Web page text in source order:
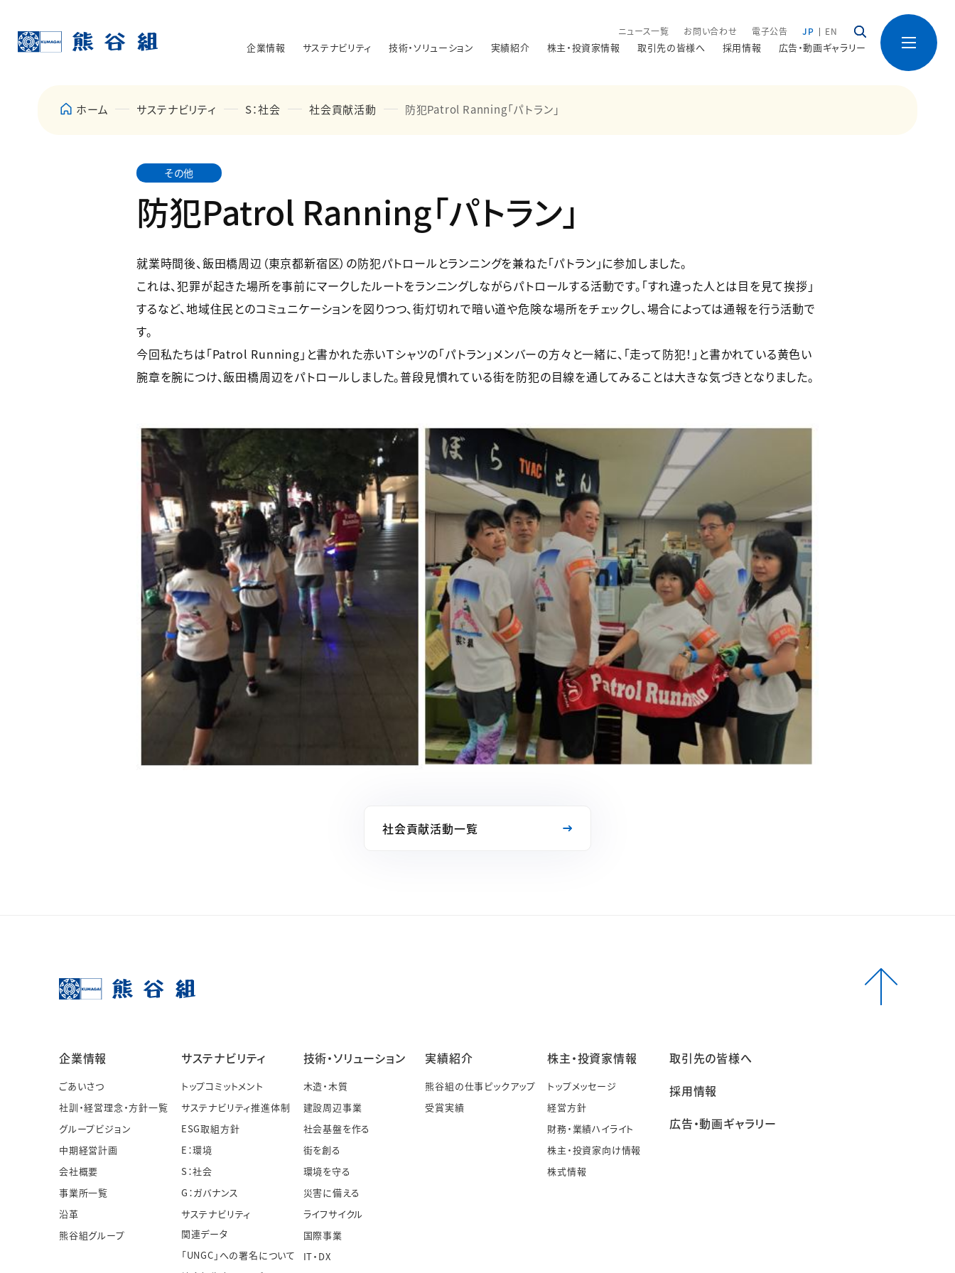
ニュース一覧 お問い合わせ 電子公告 JP EN
企業情報 サステナビリティ 技術・ソリューション 実績紹介 株主・投資家情報 取引先の皆様へ 採用情報 広告・動画ギャラリー
ホーム サステナビリティ S：社会 社会貢献活動 防犯Patrol Ranning「パトラン」
その他
防犯Patrol Ranning「パトラン」
就業時間後、飯田橋周辺（東京都新宿区）の防犯パトロールとランニングを兼ねた「パトラン」に参加しました。
これは、犯罪が起きた場所を事前にマークしたルートをランニングしながらパトロールする活動です。「すれ違った人とは目を見て挨拶」
するなど、地域住民とのコミュニケーションを図りつつ、街灯切れで暗い道や危険な場所をチェックし、場合によっては通報を行う活動で
す。
今回私たちは「Patrol Running」と書かれた赤いＴシャツの「パトラン」メンバーの方々と一緒に、「走って防犯！」と書かれている黄色い
腕章を腕につけ、飯田橋周辺をパトロールしました。普段見慣れている街を防犯の目線を通してみることは大きな気づきとなりました。
社会貢献活動一覧
企業情報
ごあいさつ
社訓・経営理念・方針一覧
グループビジョン
中期経営計画
会社概要
事業所一覧
沿革
熊谷組グループ
サステナビリティ
トップコミットメント
サステナビリティ推進体制
ESG取組方針
E：環境
S：社会
G：ガバナンス
サステナビリティ
関連データ
「UNGC」への署名について
技術・ソリューション
木造・木質
建設周辺事業
社会基盤を作る
街を創る
環境を守る
災害に備える
ライフサイクル
国際事業
IT・DX
実績紹介
熊谷組の仕事ピックアップ
受賞実績
株主・投資家情報
トップメッセージ
経営方針
財務・業績ハイライト
株主・投資家向け情報
株式情報
取引先の皆様へ
採用情報
広告・動画ギャラリー